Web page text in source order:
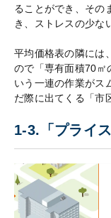
ることができ、その
き、ストレスの少な
平均価格表の隣には
ので「専有面積70㎡
いう一連の作業がス
だ際に出てくる「市
1-3.「プライス